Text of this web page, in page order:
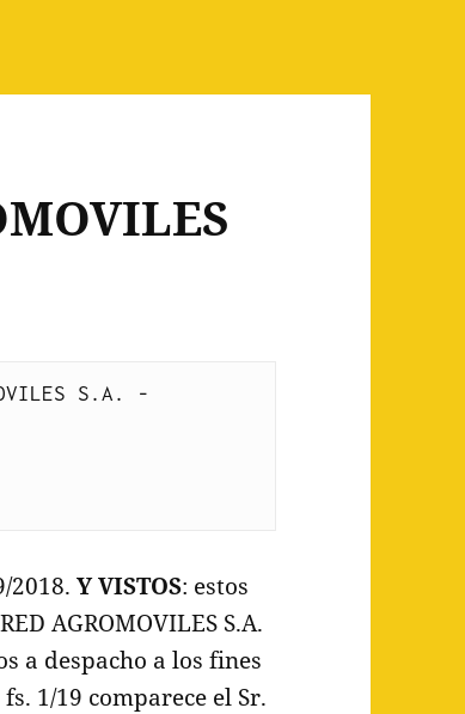
S.A. -
2018.Y VISTOS: estos
AGROMOVILES S.A.
a despacho a los fines
1/19 comparece el Sr.